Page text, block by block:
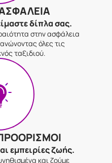
δίπλα σας.
στην ασφάλεια
όλες τις
ταξιδιού.
εμπειρίες ζωής.
και ζούμε